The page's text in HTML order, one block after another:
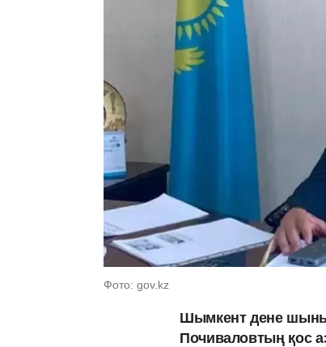
Фото: gov.kz
Шымкент дене
Почиваловтың қос